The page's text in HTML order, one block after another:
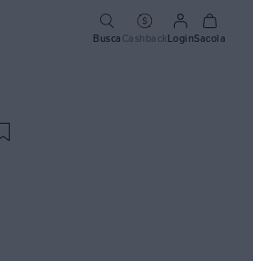
Busca CashbackLoginSacola